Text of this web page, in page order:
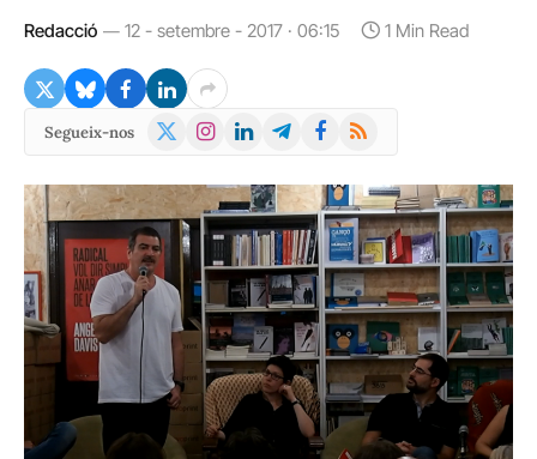
Redacció 12 - setembre - 2017 · 06:15 1 Min Read
Segueix-nos
X
Instagram
LinkedInTelegramFacebook
RSS